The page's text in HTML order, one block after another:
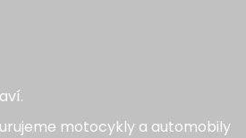
motocykly a automobily